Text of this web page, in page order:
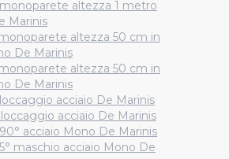
altezza 1 metro
Marinis
altezza 50 cm in
De Marinis
altezza 50 cm in
De Marinis
acciaio De Marinis
acciaio De Marinis
acciaio Mono De Marinis
maschio acciaio Mono De